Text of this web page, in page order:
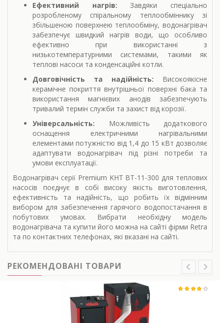
Ефективний нагрів: Завдяки спеціально
розробленому спіральному теплообміннику зі
збільшеною поверхнею теплообміну, водонагрівач
забезпечує швидкий нагрів води, що особливо
ефективно при використанні з
низькотемпературними системами, такими як
теплові насоси та конденсаційні котли.
Довговічність та надійність: Високоякісне
керамічне покриття внутрішньої поверхні бака та
використання магнієвих анодів забезпечують
тривалий термін служби та захист від корозії.
Універсальність: Можливість додаткового
оснащення електричними нагрівальними
елементами потужністю від 1,4 до 15 кВт дозволяє
адаптувати водонагрівач під різні потреби та
умови експлуатації.
Водонагрівач серії Premium KHT BT-11-300 для теплових
насосів поєднує в собі високу якість виготовлення,
ефективність та надійність, що робить їх відмінним
вибором для забезпечення гарячого водопостачання в
побутових умовах. Вибрати необхідну модель
водонагрівача та купити його можна на сайті фірми Retra
та по контактних телефонах, які вказані на сайті.
РЕКОМЕНДОВАНІ ТОВАРИ